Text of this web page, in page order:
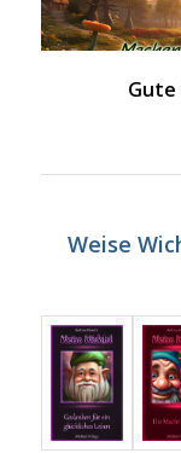
Gute
Weise